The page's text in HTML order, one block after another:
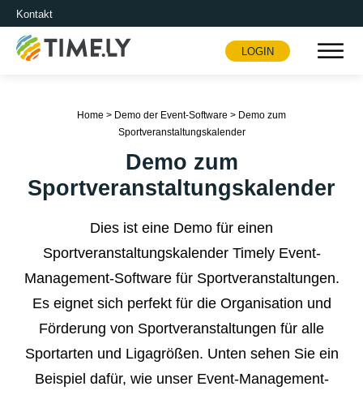
Kontakt
Timely
LOGIN
Home > Demo der Event-Software > Demo zum
Sportveranstaltungskalender
Demo zum
Sportveranstaltungskalender
Dies ist eine Demo für einen
Sportveranstaltungskalender TimelyEvent-
Management-Software für Sportveranstaltungen.
Es eignet sich perfekt für die Organisation und
Förderung von Sportveranstaltungen für alle
Sportarten und Ligagrößen. Unten sehen Sie ein
Beispiel dafür, wie unser Event-Management-